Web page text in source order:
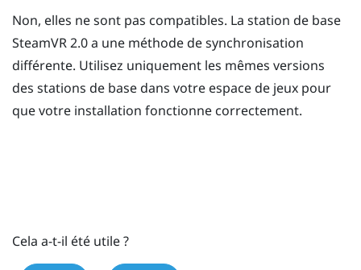
Non, elles ne sont pas compatibles. La station de base
SteamVR2.0 a une méthode de synchronisation
différente. Utilisez uniquement les mêmes versions
des stations de base dans votre espace de jeux pour
que votre installation fonctionne correctement.
Cela a-t-il été utile ?